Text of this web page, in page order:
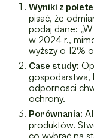
Wyniki z
pisać, że
podaj dane:
w 2024 r.,
wyższy o 12%
Case study:
gospodarstwa,
odporności
ochrony.
Porównania:
produktów.